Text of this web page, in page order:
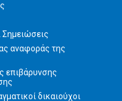
Σημειώσεις
αναφοράς της
επιβάρυνσης
δικαιούχοι